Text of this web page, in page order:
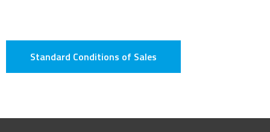
Standard Conditions of Sales